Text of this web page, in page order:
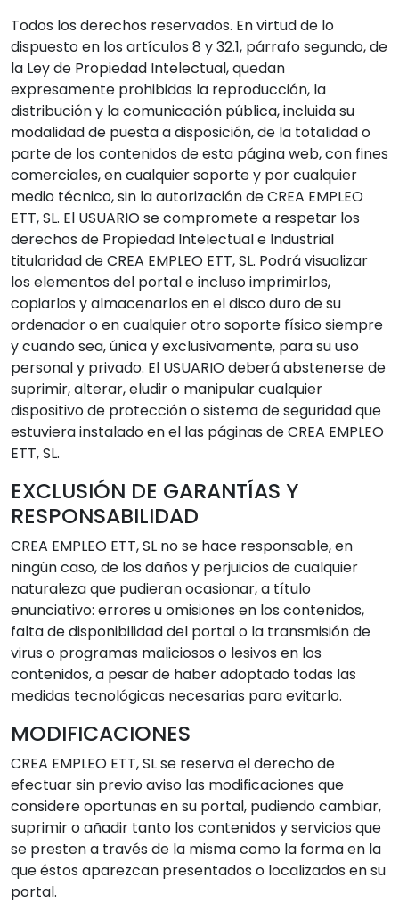
Todos los derechos reservados. En virtud de lo
dispuesto en los artículos 8 y 32.1, párrafo segundo, de
la Ley de Propiedad Intelectual, quedan
expresamente prohibidas la reproducción, la
distribución y la comunicación pública, incluida su
modalidad de puesta a disposición, de la totalidad o
parte de los contenidos de esta página web, con fines
comerciales, en cualquier soporte y por cualquier
medio técnico, sin la autorización de CREA EMPLEO
ETT, SL. El USUARIO se compromete a respetar los
derechos de Propiedad Intelectual e Industrial
titularidad de CREA EMPLEO ETT, SL. Podrá visualizar
los elementos del portal e incluso imprimirlos,
copiarlos y almacenarlos en el disco duro de su
ordenador o en cualquier otro soporte físico siempre
y cuando sea, única y exclusivamente, para su uso
personal y privado. El USUARIO deberá abstenerse de
suprimir, alterar, eludir o manipular cualquier
dispositivo de protección o sistema de seguridad que
estuviera instalado en el las páginas de CREA EMPLEO
ETT, SL.
EXCLUSIÓN DE GARANTÍAS Y
RESPONSABILIDAD
CREA EMPLEO ETT, SL no se hace responsable, en
ningún caso, de los daños y perjuicios de cualquier
naturaleza que pudieran ocasionar, a título
enunciativo: errores u omisiones en los contenidos,
falta de disponibilidad del portal o la transmisión de
virus o programas maliciosos o lesivos en los
contenidos, a pesar de haber adoptado todas las
medidas tecnológicas necesarias para evitarlo.
MODIFICACIONES
CREA EMPLEO ETT, SL se reserva el derecho de
efectuar sin previo aviso las modificaciones que
considere oportunas en su portal, pudiendo cambiar,
suprimir o añadir tanto los contenidos y servicios que
se presten a través de la misma como la forma en la
que éstos aparezcan presentados o localizados en su
portal.